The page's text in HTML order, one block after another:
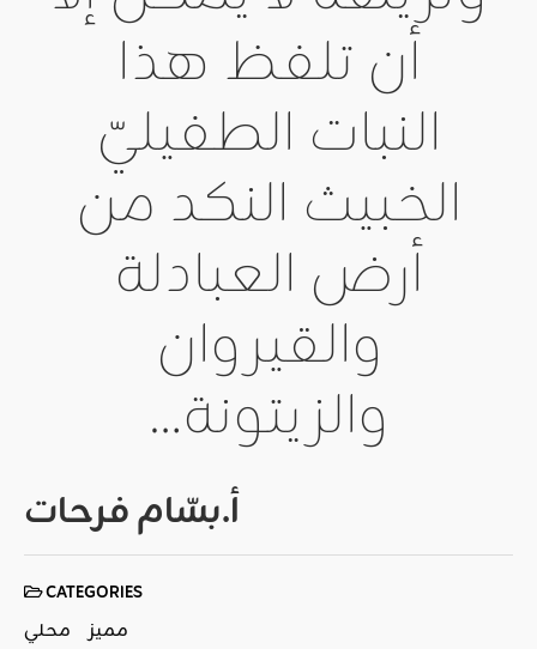
أن تلفظ هذا
النبات الطفيليّ
الخبيث النكد من
أرض العبادلة
والقيروان
والزيتونة…
أ.بسّام فرحات
CATEGORIES
محلي مميز